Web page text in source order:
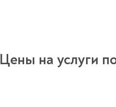
Цены на услуги